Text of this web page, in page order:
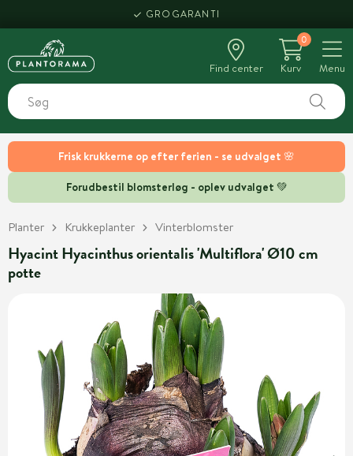
Frisk krukkerne op efter ferien - se udvalget 🌸
Forudbestil blomsterløg - oplev udvalget 💚
GROGARANTI
Find center
0
Kurv
Menu
Planter Krukkeplanter Vinterblomster
Hyacint Hyacinthus orientalis 'Multiflora' Ø10 cm
potte